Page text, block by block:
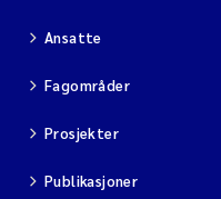
Ansatte
Fagområder
Prosjekter
Publikasjoner